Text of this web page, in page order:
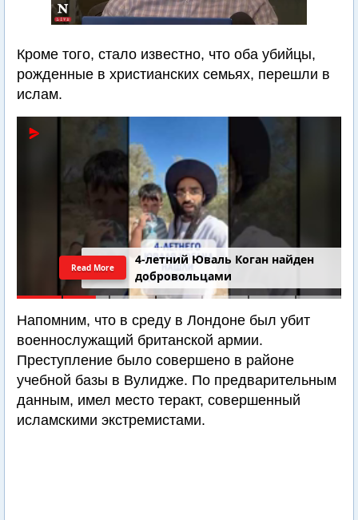
Кроме того, стало известно, что оба убийцы,
рожденные в христианских семьях, перешли в
ислам.
4-летний Юваль Коган найден
добровольцами
Read More
Напомним, что в среду в Лондоне был убит
военнослужащий британской армии.
Преступление было совершено в районе
учебной базы в Вулидже. По предварительным
данным, имел место теракт, совершенный
исламскими экстремистами.